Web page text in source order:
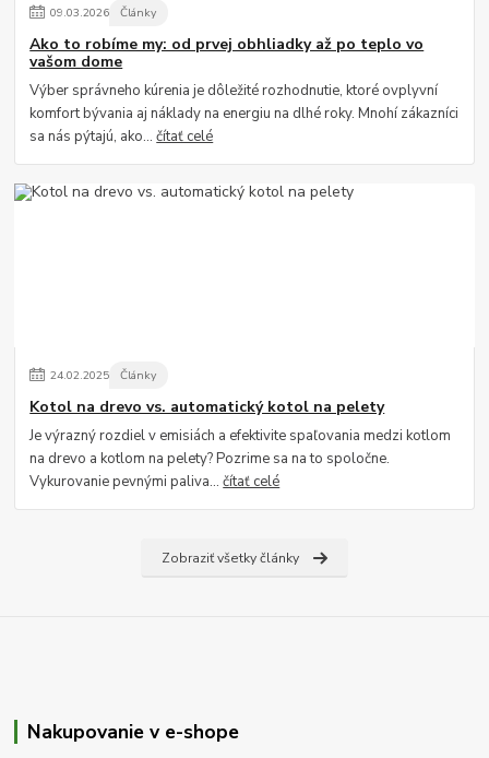
09.03.2026 Články
Ako to robíme my: od prvej obhliadky až po teplo vo
vašom dome
Výber správneho kúrenia je dôležité rozhodnutie, ktoré ovplyvní
komfort bývania aj náklady na energiu na dlhé roky. Mnohí zákazníci
sa nás pýtajú, ako...čítať celé
24.02.2025 Články
Kotol na drevo vs. automatický kotol na pelety
Je výrazný rozdiel v emisiách a efektivite spaľovania medzi kotlom
na drevo a kotlom na pelety? Pozrime sa na to spoločne.
Vykurovanie pevnými paliva...čítať celé
Zobraziť všetky články
Nakupovanie v e-shope